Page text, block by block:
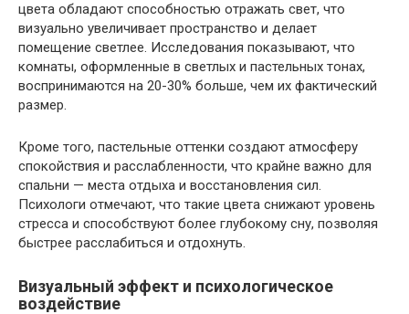
цвета обладают способностью отражать свет, что
визуально увеличивает пространство и делает
помещение светлее. Исследования показывают, что
комнаты, оформленные в светлых и пастельных тонах,
воспринимаются на 20-30% больше, чем их фактический
размер.
Кроме того, пастельные оттенки создают атмосферу
спокойствия и расслабленности, что крайне важно для
спальни — места отдыха и восстановления сил.
Психологи отмечают, что такие цвета снижают уровень
стресса и способствуют более глубокому сну, позволяя
быстрее расслабиться и отдохнуть.
Визуальный эффект и психологическое
воздействие